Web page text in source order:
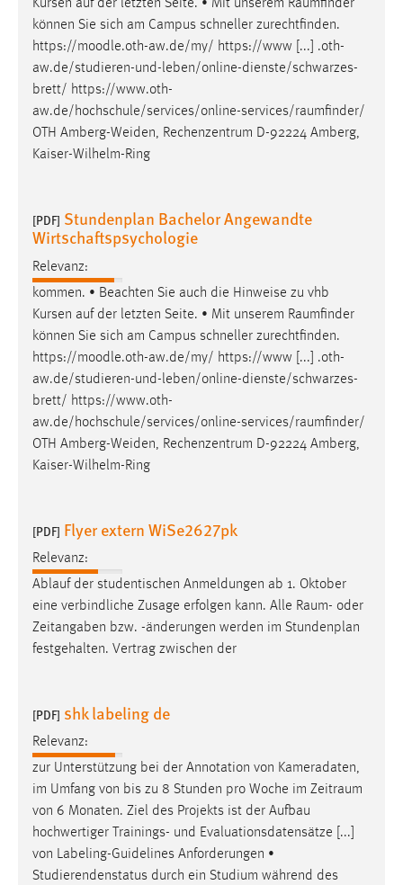
Kursen auf der letzten Seite. • Mit unserem Raumfinder
können Sie sich am Campus schneller zurechtfinden.
https://moodle.oth-aw.de/my/ https://www [...] .oth-
aw.de/studieren-und-leben/online-dienste/schwarzes-
brett/ https://www.oth-
aw.de/hochschule/services/online-services/raumfinder/
OTH Amberg-Weiden, Rechenzentrum D-92224 Amberg,
Kaiser-Wilhelm-Ring
[PDF] Stundenplan Bachelor Angewandte
Wirtschaftspsychologie
Relevanz:
kommen. • Beachten Sie auch die Hinweise zu vhb
Kursen auf der letzten Seite. • Mit unserem Raumfinder
können Sie sich am Campus schneller zurechtfinden.
https://moodle.oth-aw.de/my/ https://www [...] .oth-
aw.de/studieren-und-leben/online-dienste/schwarzes-
brett/ https://www.oth-
aw.de/hochschule/services/online-services/raumfinder/
OTH Amberg-Weiden, Rechenzentrum D-92224 Amberg,
Kaiser-Wilhelm-Ring
[PDF] Flyer extern WiSe2627pk
Relevanz:
Ablauf der studentischen Anmeldungen ab 1. Oktober
eine verbindliche Zusage erfolgen kann. Alle Raum- oder
Zeitangaben bzw. -änderungen werden im Stundenplan
festgehalten. Vertrag zwischen der
[PDF] shk labeling de
Relevanz:
zur Unterstützung bei der Annotation von Kameradaten,
im Umfang von bis zu 8 Stunden pro Woche im Zeitraum
von 6 Monaten. Ziel des Projekts ist der Aufbau
hochwertiger Trainings- und Evaluationsdatensätze [...]
von Labeling-Guidelines Anforderungen •
Studierendenstatus durch ein Studium während des
EXTERNE MEDIEN
Um Inhalte von Videoplattformen und Social Media
Plattformen anzeigen zu können, werden von diesen
YouTube